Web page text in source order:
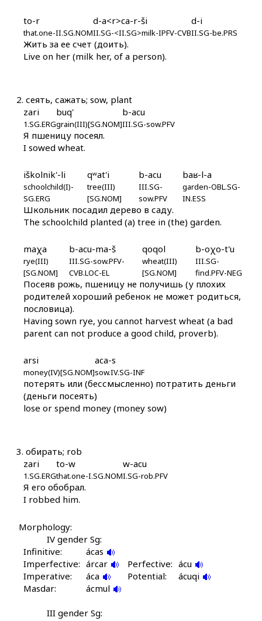
ákːomminnut
ákːommis
ákːon cáχas
ákːonniɬːu
ákːu kos
ákːukes
ákːurši
ákːus
ákːus as
ákːut'aw
állejt'u
álħat
álšun
ánsaw
ánχ
ánχ i
ánχ kes
ánχːas
áq'ˤul
to-r
that.one-II.SG.NOM
d-a<r>ca-r-ši
II.SG-<II.SG>milk-IPFV-CVB
d-i
II.SG-be.PRS
Жить за ее счет (доить).
Live on her (milk her, of a person).
2. сеять, сажать; sow, plant
zari
1.SG.ERG
buq'
grain(III)[SG.NOM]
b-acu
III.SG-sow.PFV
Я пшеницу посеял.
I sowed wheat.
iškolnik'-li
schoolchild(I)-
SG.ERG
qʷat'i
tree(III)
[SG.NOM]
b-acu
III.SG-
sow.PFV
baʁ-l-a
garden-OBL.SG-
IN.ESS
Школьник посадил дерево в саду.
The schoolchild planted (a) tree in (the) garden.
maχa
rye(III)
[SG.NOM]
b-acu-ma-š
III.SG-sow.PFV-
CVB.LOC-EL
qoqol
wheat(III)
[SG.NOM]
b-oχo-t'u
III.SG-
find.PFV-NEG
Посеяв рожь, пшеницу не получишь (у плохих
родителей хороший ребенок не может родиться,
пословица).
Having sown rye, you cannot harvest wheat (a bad
parent can not produce a good child, proverb).
arsi
money(IV)[SG.NOM]
aca-s
sow.IV.SG-INF
потерять или (бессмысленно) потратить деньги
(деньги посеять)
lose or spend money (money sow)
3. обирать; rob
zari
1.SG.ERG
to-w
that.one-I.SG.NOM
w-acu
I.SG-rob.PFV
Я его обобрал.
I robbed him.
Morphology:
IV gender Sg:
Infinitive:
ácas
Imperfective: árcar Perfective: ácu
Imperative:
áca Potential:
ácuqi
Masdar:
ácmul
III gender Sg: